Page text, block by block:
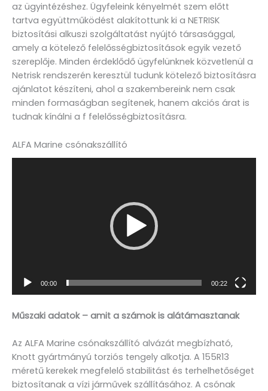
az ügyintézéshez. Ügyfeleink kényelmét szem előtt
tartva együttműködést alakítottunk ki a NETRISK
biztosítási alkuszi szolgáltatást nyújtó társasággal,
amely a kötelező felelősségbiztosítások egyik vezető
szereplője. Minden érdeklődő ügyfelünknek közvetlenül a
Netrisk rendszerén keresztül tudunk kötelező biztosításra
ajánlatot készíteni, ahol a szakembereink nem csak
minden formaságban segítenek, hanem akciós árat is
tudnak kínálni a f felelősségbiztosításra.
ALFA Marine csónakszállító
00:00 00:22
Műszaki adatok – amit a számok is alátámasztanak
Az ALFA Marine csónakszállító alvázát megbízható,
Knott gyártmányú torziós tengely alkotja. A 155R13
méretű kerekek megfelelő stabilitást és terhelhetőséget
biztosítanak a vízi járművek szállításához. A csónak